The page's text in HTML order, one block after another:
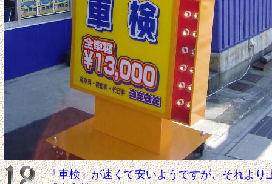
「車検」が速くて安いようですが、それより